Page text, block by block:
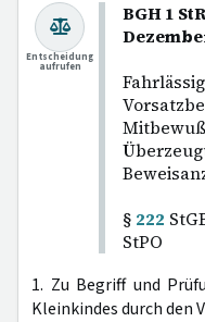
BGH 1
§ 222
StPO
Entscheidung
aufrufen
1. Zu Begriff und
Kleinkindes durch den